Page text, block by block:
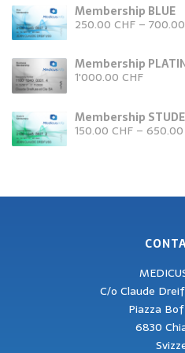
Membership BLUE
250.00 CHF – 700.00
Membership
1'000.00 CHF
Membership
150.00 CHF – 650.00
C/o Claude
Piazza
6830